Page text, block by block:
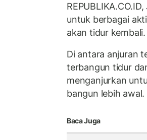
untuk berbagai
akan tidur kembali.
Di antara anjuran
terbangun tidur
menganjurkan
bangun lebih awal.
Baca Juga